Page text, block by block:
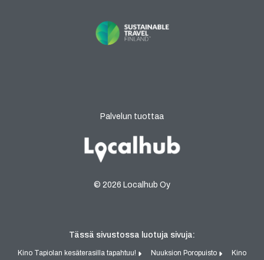
Palvelun tuottaa
© 2026 Localhub Oy
Tässä sivustossa luotuja sivuja:
Kino Tapiolan kesäterasilla tapahtuu! Nuuksion Poropuisto
Kino